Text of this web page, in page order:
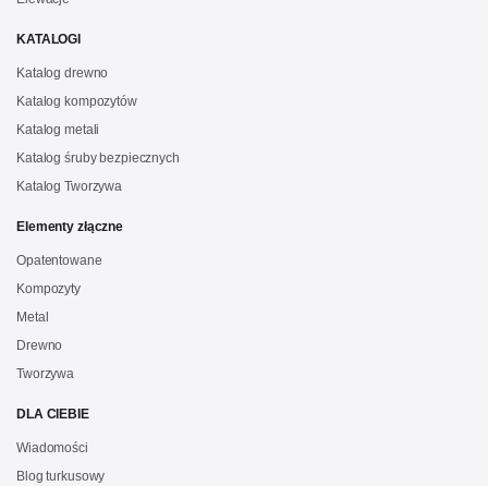
KATALOGI
Katalog drewno
Katalog kompozytów
Katalog metali
Katalog śruby bezpiecznych
Katalog Tworzywa
Elementy złączne
Opatentowane
Kompozyty
Metal
Drewno
Tworzywa
DLA CIEBIE
Wiadomości
Blog turkusowy